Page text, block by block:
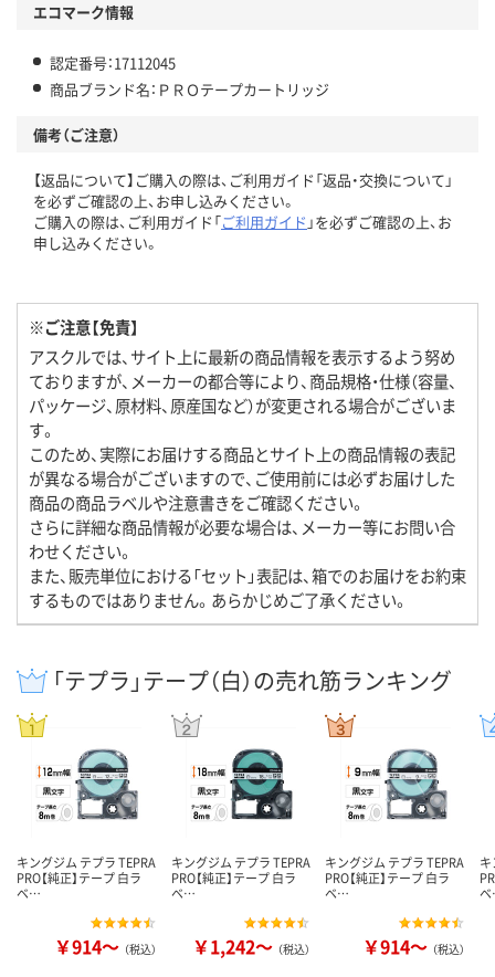
エコマーク情報
認定番号：17112045
商品ブランド名：ＰＲＯテープカートリッジ
備考（ご注意）
【返品について】ご購入の際は、ご利用ガイド「返品・交換について」
を必ずご確認の上、お申し込みください。
ご購入の際は、ご利用ガイド「ご利用ガイド 」を必ずご確認の上、お
申し込みください。
※ご注意【免責】
アスクルでは、サイト上に最新の商品情報を表示するよう努め
ておりますが、メーカーの都合等により、商品規格・仕様（容量、
パッケージ、原材料、原産国など）が変更される場合がございま
す。
このため、実際にお届けする商品とサイト上の商品情報の表記
が異なる場合がございますので、ご使用前には必ずお届けした
商品の商品ラベルや注意書きをご確認ください。
さらに詳細な商品情報が必要な場合は、メーカー等にお問い合
わせください。
また、販売単位における「セット」表記は、箱でのお届けをお約束
するものではありません。あらかじめご了承ください。
「テプラ」テープ（白）の売れ筋ランキング
キングジム テプラ TEPRA
PRO【純正】テープ 白ラ
ベ…
￥914～ （税込）
キングジム テプラ TEPRA
PRO【純正】テープ 白ラ
ベ…
￥1,242～ （税込）
キングジム テプラ TEPRA
PRO【純正】テープ 白ラ
ベ…
￥914～ （税込）
キ